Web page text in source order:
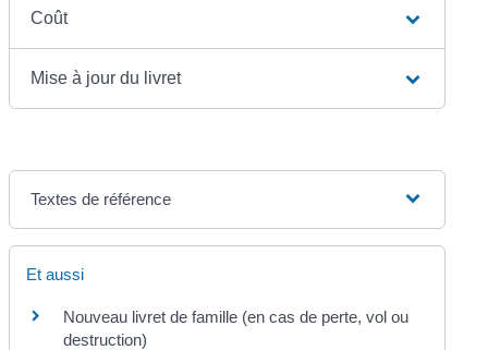
Coût
Mise à jour du livret
Textes de référence
Et aussi
Nouveau livret de famille (en cas de perte, vol ou
destruction)